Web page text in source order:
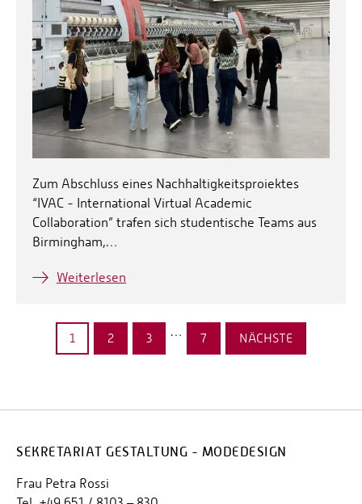
Zum Abschluss eines Nachhaltigkeitsproiektes
“IVAC - International Virtual Academic
Collaboration” trafen sich studentische Teams aus
Birmingham,…
Weiterlesen
1 2 3 … 7 NÄCHSTE
SEKRETARIAT GESTALTUNG - MODEDESIGN
Frau Petra Rossi